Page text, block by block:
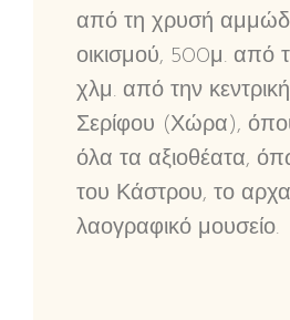
από τη χρυσή
οικισμού, 500μ. από
χλμ. από την
Σερίφου (Χώρα),
όλα τα αξιοθέατα,
του Κάστρου, το
λαογραφικό μουσείο.